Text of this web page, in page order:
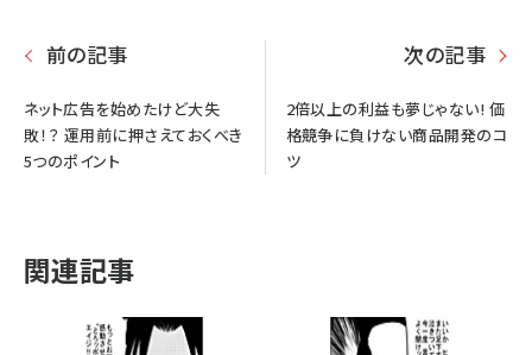
前の記事
ネット広告を始めたけど大失
敗！？ 運用前に押さえておくべき
5つのポイント
次の記事
2倍以上の利益も夢じゃない! 価
格競争に負けない商品開発のコ
ツ
関連記事